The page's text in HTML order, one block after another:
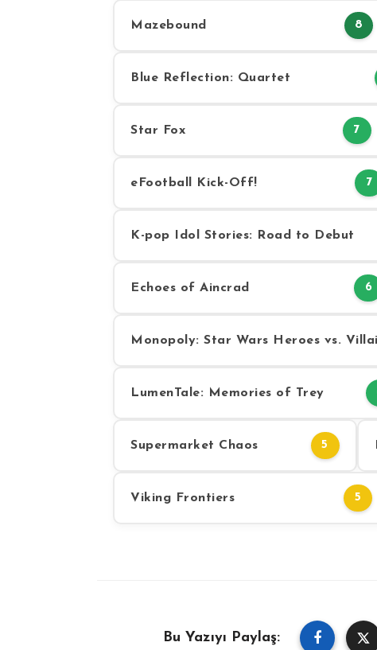
Mazebound 8
Blue Reflection: Quartet
Star Fox 7
eFootball Kick-Off! 7
K-pop Idol Stories: Road to Debut
Echoes of Aincrad 6
Monopoly: Star Wars Heroes vs.
LumenTale: Memories of Trey
Supermarket Chaos 5
Viking Frontiers 5
Bu Yazıyı Paylaş: